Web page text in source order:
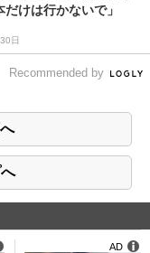
だけは行かないで」
日
Recommended by
AD